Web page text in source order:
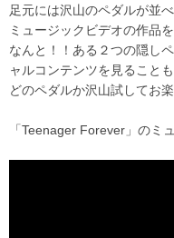
足元には沢山のペダルが並
ミュージックビデオの作品
なんと！！ある２つの隠し
ャルコンテンツを見ること
どのペダルか沢山試してお楽
「Teenager Forever」のミ